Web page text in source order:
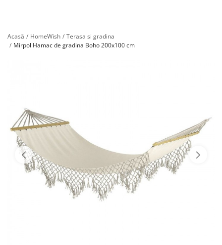
Acasă HomeWish
Terasa si gradina
Mirpol Hamac de gradina Boho 200x100 cm